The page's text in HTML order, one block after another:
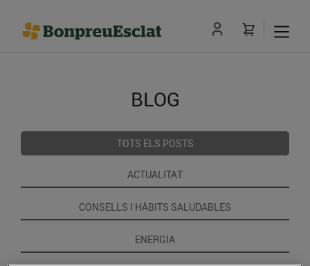
BLOG
TOTS ELS POSTS
ACTUALITAT
CONSELLS I HÀBITS SALUDABLES
ENERGIA